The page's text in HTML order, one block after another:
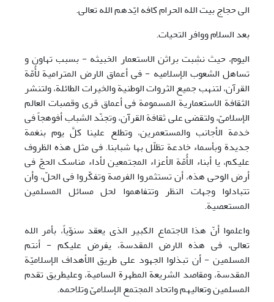
الی حجاج بیت الله الحرام کافه ایّدهم الله تعالی.
بعد السلام ووافر التحیات.
الیوم، حیث نشِبت براثن الاستعمار الخبیثه - بسبب تهاون و
تساهل الشعوب الإسلامیه - فی أعماق الارض المترامیة لأُمّة
القرآن، لتنهب جمیع الثروات الوطنیة والخیرات الطائلة، ولتنشر
الثقافة الاستعماریة المسمومة فی أعماق قری وقصبات العالم
الإسلامیّ، ولتقضی علی ثقافة القرآن، وتجنّد الشباب أفوهجاً فی
خدمة الأجانب والمستعمرین، وتطلع علینا کلَّ یوم بنغمة
جدیدة وبأسماء خادعة تظلّل بها شبابنا. فی مثل هذه الظروف
علیکم، یا أبناء الأُمّة الأعزاء المجتمعین لأداء مناسک الحجّ فی
أرض الوحی هذه، أن تستثمروا الفرصة وتفکّروا فی الحلّ، وأن
تتبادلوا وجهات النظر وتتفاهموا لحل مسائل المسلمین
المستعصیة.
واعلموا أنّ هذا الاجتماع الکبیر الذی یعقد سنوّیاً، بأمر الله
تعالی، فی هذه الارض المقدسة، یفرض علیکم - أنتم
المسلمین - أن تبذلوا الجهود علی طریق االأهداف الإسلامیّة
المقدسة، ومقاصد الشریعة المطهرة السامیة، وعلیطریق تقدم
المسلمین وتعالیهم واتحاد المجتمع الإسلامیّ وتلاحمه.